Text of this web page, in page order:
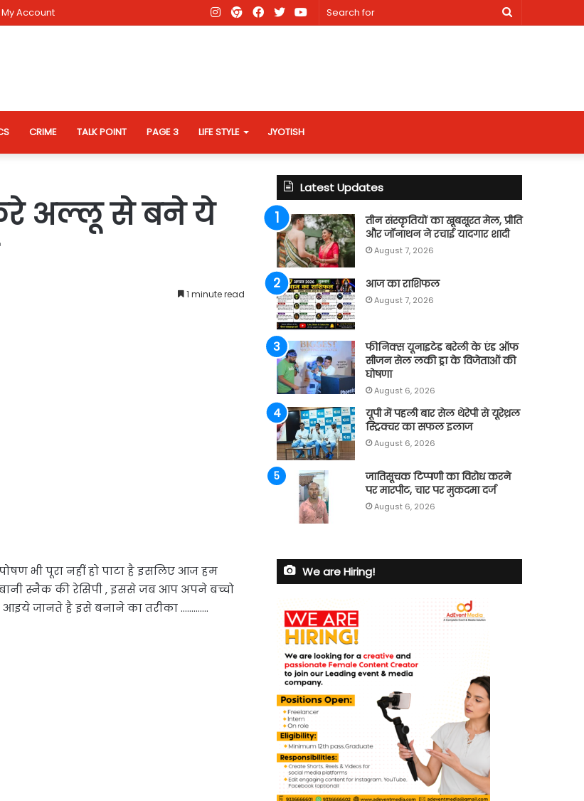
My Account
Search
Youtube
X
Facebook
AD
Instagram
CRIME TALK POINT PAGE 3 LIFE STYLE JYOTISH
अल्लू से बने ये
1 minute read
भी पूरा नहीं हो पाटा है इसलिए आज हम
स्नैक की रेसिपी , इससे जब आप अपने बच्चो
जानते है इसे बनाने का तरीका ………….
Latest Updates
तीन संस्कृतियों का खूबसूरत मेल, प्रीति
और जॉनाथन ने रचाई यादगार शादी
August 7, 2026
आज का राशिफल
August 7, 2026
फीनिक्स यूनाइटेड बरेली के एंड ऑफ
सीजन सेल लकी ड्रा के विजेताओं की
घोषणा
August 6, 2026
यूपी में पहली बार सेल थेरेपी से यूरेथ्रल
स्ट्रिक्चर का सफल इलाज
August 6, 2026
जातिसूचक टिप्पणी का विरोध करने
पर मारपीट, चार पर मुकदमा दर्ज
August 6, 2026
We are Hiring!